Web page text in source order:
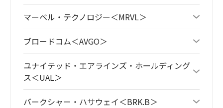
マーベル・テクノロジー＜MRVL＞
ブロードコム＜AVGO＞
ユナイテッド・エアラインズ・ホールディング
ス＜UAL＞
バークシャー・ハサウェイ＜BRK.B＞